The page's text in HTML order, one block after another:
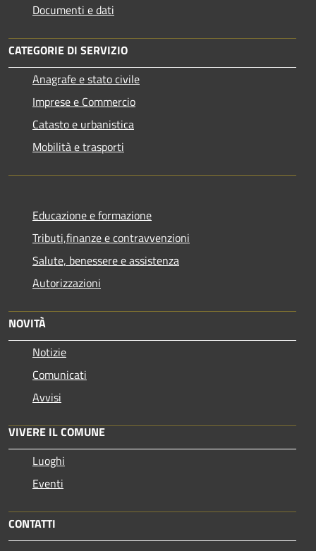
Documenti e dati
CATEGORIE DI SERVIZIO
Anagrafe e stato civile
Imprese e Commercio
Catasto e urbanistica
Mobilità e trasporti
Educazione e formazione
Tributi,finanze e contravvenzioni
Salute, benessere e assistenza
Autorizzazioni
NOVITÀ
Notizie
Comunicati
Avvisi
VIVERE IL COMUNE
Luoghi
Eventi
CONTATTI